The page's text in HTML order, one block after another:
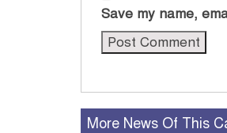
Save my name,
More News Of This